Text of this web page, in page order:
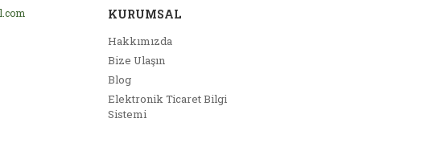
KURUMSAL
Hakkımızda
Bize Ulaşın
Blog
Elektronik Ticaret Bilgi
Sistemi